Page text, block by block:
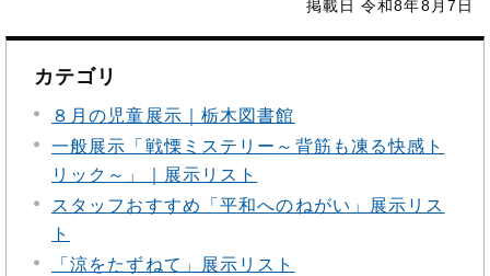
掲載日 令和8年8月7日
カテゴリ
８月の児童展示｜栃木図書館
一般展示「戦慄ミステリー～背筋も凍る快感ト
リック～」｜展示リスト
スタッフおすすめ「平和へのねがい」展示リス
ト
「涼をたずねて」展示リスト